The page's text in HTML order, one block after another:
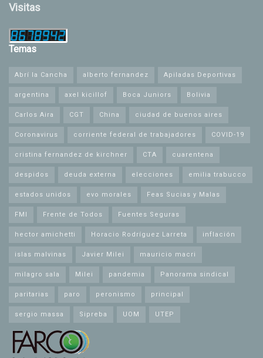
Visitas
Temas
Abrí la Cancha alberto fernandez Apiladas Deportivas
argentina axel kicillof Boca Juniors Bolivia
Carlos Aira CGT China ciudad de buenos aires
Coronavirus corriente federal de trabajadores COVID-19
cristina fernandez de kirchner CTA cuarentena
despidos deuda externa elecciones emilia trabucco
estados unidos evo morales Feas Sucias y Malas
FMI Frente de Todos Fuentes Seguras
hector amichetti Horacio Rodríguez Larreta inflación
islas malvinas Javier Milei mauricio macri
milagro sala Milei pandemia Panorama sindical
paritarias paro peronismo principal
sergio massa Sipreba UOM UTEP